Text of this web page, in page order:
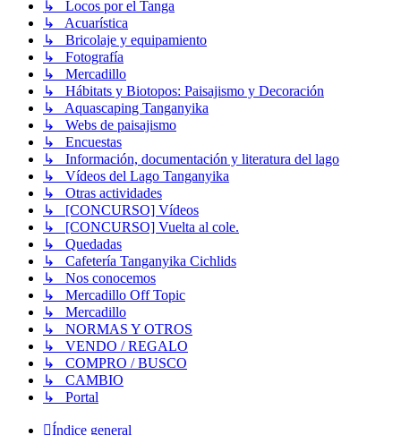
↳ Locos por el Tanga
↳ Acuarística
↳ Bricolaje y equipamiento
↳ Fotografía
↳ Mercadillo
↳ Hábitats y Biotopos: Paisajismo y Decoración
↳ Aquascaping Tanganyika
↳ Webs de paisajismo
↳ Encuestas
↳ Información, documentación y literatura del lago
↳ Vídeos del Lago Tanganyika
↳ Otras actividades
↳ [CONCURSO] Vídeos
↳ [CONCURSO] Vuelta al cole.
↳ Quedadas
↳ Cafetería Tanganyika Cichlids
↳ Nos conocemos
↳ Mercadillo Off Topic
↳ Mercadillo
↳ NORMAS Y OTROS
↳ VENDO / REGALO
↳ COMPRO / BUSCO
↳ CAMBIO
↳ Portal
Índice general